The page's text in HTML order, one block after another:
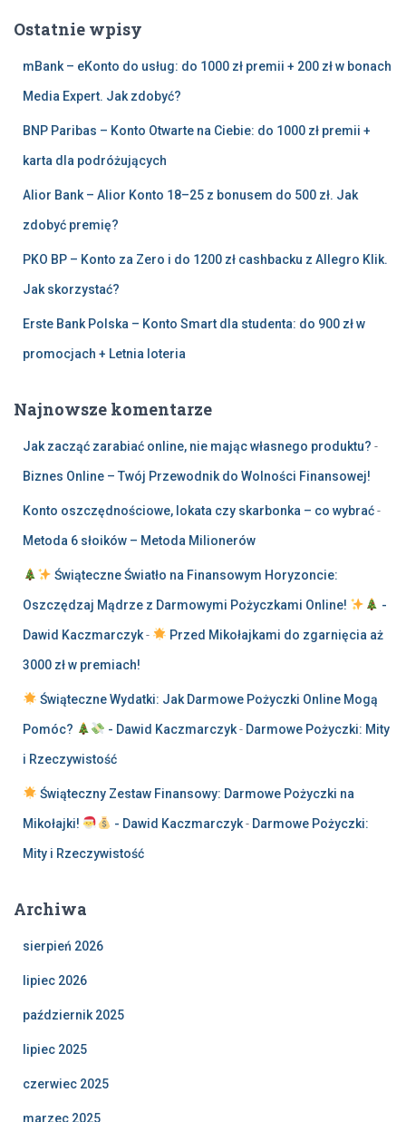
jOstatnie wpisy
mBank – eKonto do usług: do 1000 zł premii + 200 zł w bonach
Media Expert. Jak zdobyć?
BNP Paribas – Konto Otwarte na Ciebie: do 1000 zł premii +
karta dla podróżujących
Alior Bank – Alior Konto 18–25 z bonusem do 500 zł. Jak
zdobyć premię?
PKO BP – Konto za Zero i do 1200 zł cashbacku z Allegro Klik.
Jak skorzystać?
Erste Bank Polska – Konto Smart dla studenta: do 900 zł w
promocjach + Letnia loteria
Najnowsze komentarze
Jak zacząć zarabiać online, nie mając własnego produktu? -
Biznes Online – Twój Przewodnik do Wolności Finansowej!
Konto oszczędnościowe, lokata czy skarbonka – co wybrać-
Metoda 6 słoików – Metoda Milionerów
Świąteczne Światło na Finansowym Horyzoncie:
Oszczędzaj Mądrze z Darmowymi Pożyczkami Online! -
Dawid Kaczmarczyk- Przed Mikołajkami do zgarnięcia aż
3000 zł w premiach!
Świąteczne Wydatki: Jak Darmowe Pożyczki Online Mogą
Pomóc? - Dawid Kaczmarczyk- Darmowe Pożyczki: Mity
i Rzeczywistość
Świąteczny Zestaw Finansowy: Darmowe Pożyczki na
Mikołajki! - Dawid Kaczmarczyk- Darmowe Pożyczki:
Mity i Rzeczywistość
Archiwa
sierpień 2026
lipiec 2026
październik 2025
lipiec 2025
czerwiec 2025
marzec 2025